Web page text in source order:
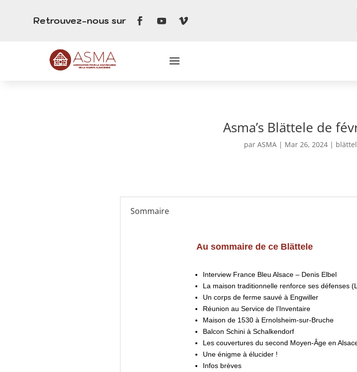
Retrouvez-nous sur
Asma’s Blättele de
par ASMA | Mar 26, 2024 |
Sommaire
Au sommaire de ce Blättele
Interview France Bleu Alsace – Denis Elbel
La maison traditionnelle renforce ses défenses
Un corps de ferme sauvé à Engwiller
Réunion au Service de l’Inventaire
Maison de 1530 à Ernolsheim-sur-Bruche
Balcon Schini à Schalkendorf
Les couvertures du second Moyen-Âge en
Une énigme à élucider !
Infos brèves